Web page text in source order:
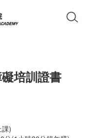
培訓證書
)